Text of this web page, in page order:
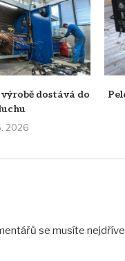
výrobě dostává do
2026
se musíte nejdříve